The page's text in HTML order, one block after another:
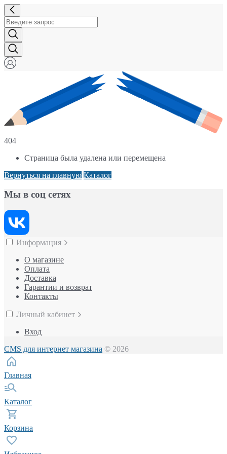
404
Страница была удалена или перемещена
Вернуться на главную Каталог
Мы в соц сетях
Информация
О магазине
Оплата
Доставка
Гарантии и возврат
Контакты
Личный кабинет
Вход
CMS для интернет магазина © 2026
Главная
Каталог
Корзина